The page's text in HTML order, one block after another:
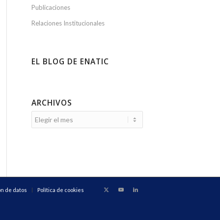
Publicaciones
Relaciones Institucionales
EL BLOG DE ENATIC
ARCHIVOS
de datos Política de cookies